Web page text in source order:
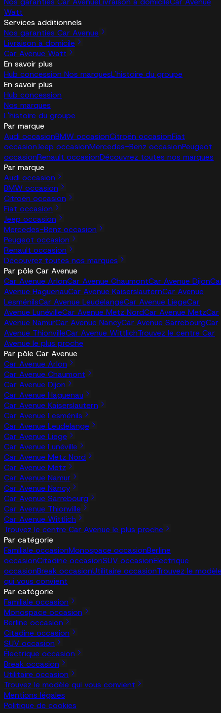
Watt
Services additionnels
Nos garanties Car Avenue
Livraison à domicile
Car Avenue Watt
En savoir plus
Hub concession Nos marquesL'histoire du groupe
En savoir plus
Hub concession
Nos marques
L'histoire du groupe
Par marque
Audi occasionBMW occasionCitroën occasionFiat
occasionJeep occasionMercedes-Benz occasionPeugeot
occasionRenault occasionDécouvrez toutes nos marques
Par marque
Audi occasion
BMW occasion
Citroën occasion
Fiat occasion
Jeep occasion
Mercedes-Benz occasion
Peugeot occasion
Renault occasion
Découvrez toutes nos marques
Par pôle Car Avenue
Car Avenue ArlonCar Avenue ChaumontCar Avenue Dijon
Avenue HaguenauCar Avenue KaiserslauternCar Avenue
LesménilsCar Avenue LeudelangeCar Avenue LiegeCar
Avenue LunévilleCar Avenue Metz NordCar Avenue MetzCar
Avenue NamurCar Avenue NancyCar Avenue SarrebourgCar
Avenue ThionvilleCar Avenue WittlichTrouvez le centre Car
Avenue le plus proche
Par pôle Car Avenue
Car Avenue Arlon
Car Avenue Chaumont
Car Avenue Dijon
Car Avenue Haguenau
Car Avenue Kaiserslautern
Car Avenue Lesménils
Car Avenue Leudelange
Car Avenue Liege
Car Avenue Lunéville
Car Avenue Metz Nord
Car Avenue Metz
Car Avenue Namur
Car Avenue Nancy
Car Avenue Sarrebourg
Car Avenue Thionville
Car Avenue Wittlich
Trouvez le centre Car Avenue le plus proche
Par catégorie
Familiale occasionMonospace occasionBerline
occasionCitadine occasionSUV occasionÉlectrique
occasionBreak occasionUtilitaire occasionTrouvez le
qui vous convient
Par catégorie
Familiale occasion
Monospace occasion
Berline occasion
Citadine occasion
SUV occasion
Électrique occasion
Break occasion
Utilitaire occasion
Trouvez le modèle qui vous convient
Mentions légales
Politique de cookies